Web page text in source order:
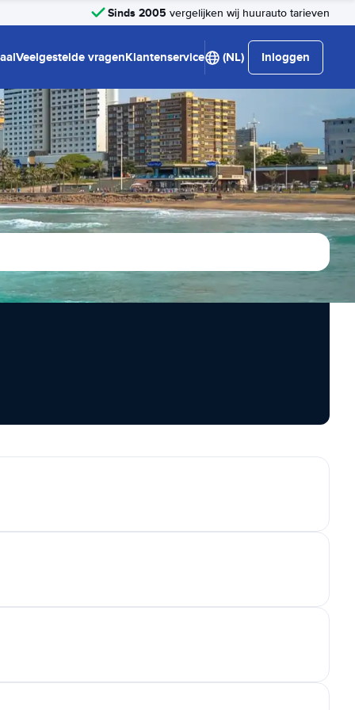
Sinds 2005 vergelijken wij huurauto tarieven
Veelgestelde vragenKlantenservice (NL) Inloggen